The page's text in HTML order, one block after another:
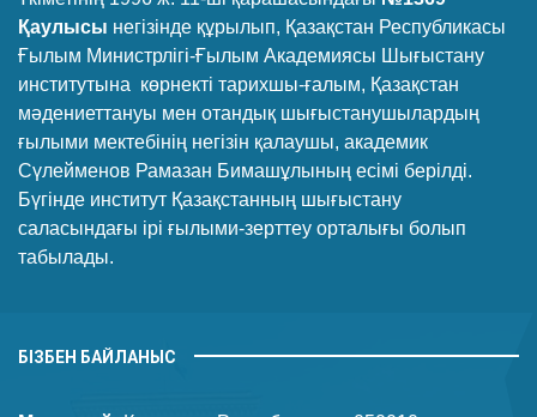
Қаулысы негізінде құрылып, Қазақстан Республикасы
Ғылым Министрлігі-Ғылым Академиясы Шығыстану
институтына көрнекті тарихшы-ғалым, Қазақстан
мәдениеттануы мен отандық шығыстанушылардың
ғылыми мектебінің негізін қалаушы, академик
Сүлейменов Рамазан Бимашұлының есімі берілді.
Бүгінде институт Қазақстанның шығыстану
саласындағы ірі ғылыми-зерттеу орталығы болып
табылады.
БІЗБЕН БАЙЛАНЫС